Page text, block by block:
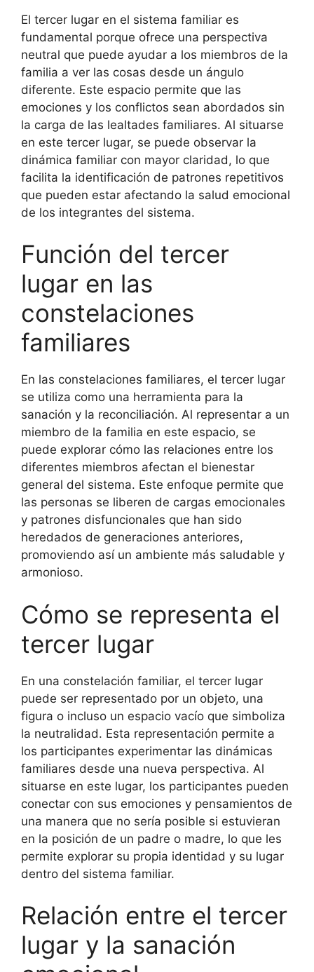
El tercer lugar en el sistema familiar es
fundamental porque ofrece una perspectiva
neutral que puede ayudar a los miembros de la
familia a ver las cosas desde un ángulo
diferente. Este espacio permite que las
emociones y los conflictos sean abordados sin
la carga de las lealtades familiares. Al situarse
en este tercer lugar, se puede observar la
dinámica familiar con mayor claridad, lo que
facilita la identificación de patrones repetitivos
que pueden estar afectando la salud emocional
de los integrantes del sistema.
Función del tercer
lugar en las
constelaciones
familiares
En las constelaciones familiares, el tercer lugar
se utiliza como una herramienta para la
sanación y la reconciliación. Al representar a un
miembro de la familia en este espacio, se
puede explorar cómo las relaciones entre los
diferentes miembros afectan el bienestar
general del sistema. Este enfoque permite que
las personas se liberen de cargas emocionales
y patrones disfuncionales que han sido
heredados de generaciones anteriores,
promoviendo así un ambiente más saludable y
armonioso.
Cómo se representa el
tercer lugar
En una constelación familiar, el tercer lugar
puede ser representado por un objeto, una
figura o incluso un espacio vacío que simboliza
la neutralidad. Esta representación permite a
los participantes experimentar las dinámicas
familiares desde una nueva perspectiva. Al
situarse en este lugar, los participantes pueden
conectar con sus emociones y pensamientos de
una manera que no sería posible si estuvieran
en la posición de un padre o madre, lo que les
permite explorar su propia identidad y su lugar
dentro del sistema familiar.
Relación entre el tercer
lugar y la sanación